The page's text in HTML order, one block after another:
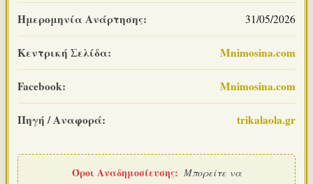
Ημερομηνία Ανάρτησης: 31/05/2026
Κεντρική Σελίδα: Mnimosina.com
Facebook: Mnimosina.com
Πηγή / Αναφορά: trikalaola.gr
Όροι Αναδημοσίευσης: Μπορείτε να